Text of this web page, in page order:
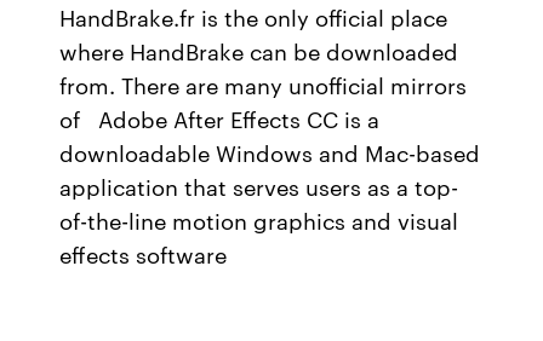
HandBrake.fr is the only official place
where HandBrake can be downloaded
from. There are many unofficial mirrors
of Adobe After Effects CC is a
downloadable Windows and Mac-based
application that serves users as a top-
of-the-line motion graphics and visual
effects software